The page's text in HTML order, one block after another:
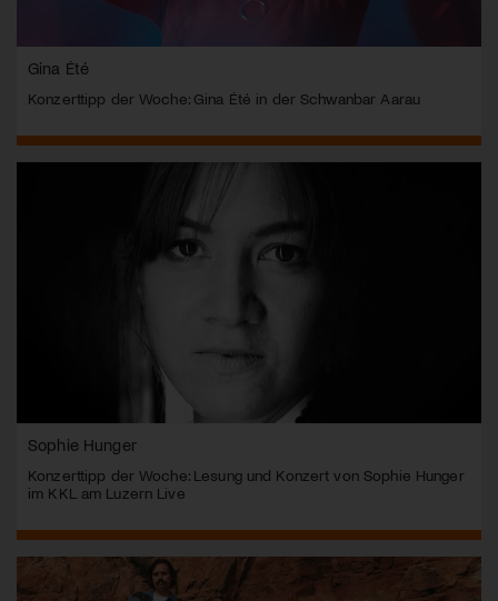
Gina Été
Konzerttipp der Woche: Gina Été in der Schwanbar Aarau
Sophie Hunger
Konzerttipp der Woche: Lesung und Konzert von Sophie Hunger
im KKL am Luzern Live